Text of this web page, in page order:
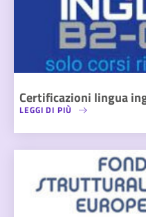
Certificazioni lingua
LEGGI DI PIÙ